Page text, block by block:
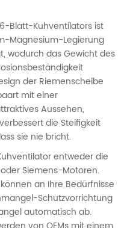
Blatt-Kuhventilators ist
Magnesium-Legierung
wodurch das Gewicht des
der Riemenscheibe
mit einer
Aussehen,
die Steifigkeit
sie nie bricht.
entweder die
Siemens-Motoren.
an Ihre Bedürfnisse
Schutzvorrichtung
automatisch ab.